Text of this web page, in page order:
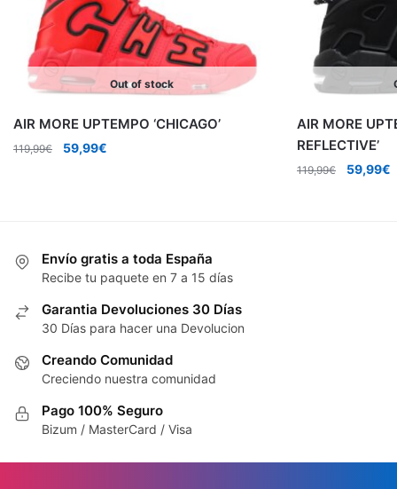
Out of stock
AIR MORE UPTEMPO ‘CHICAGO’
119,99€
El
59,99€
AIR MORE
REFLECTIVE’
119,99€
El
59,99€
Envío gratis a toda España
Recibe tu paquete en 7 a 15 días
Garantia Devoluciones 30 Días
30 Días para hacer una Devolucion
Creando Comunidad
Creciendo nuestra comunidad
Pago 100% Seguro
Bizum / MasterCard / Visa